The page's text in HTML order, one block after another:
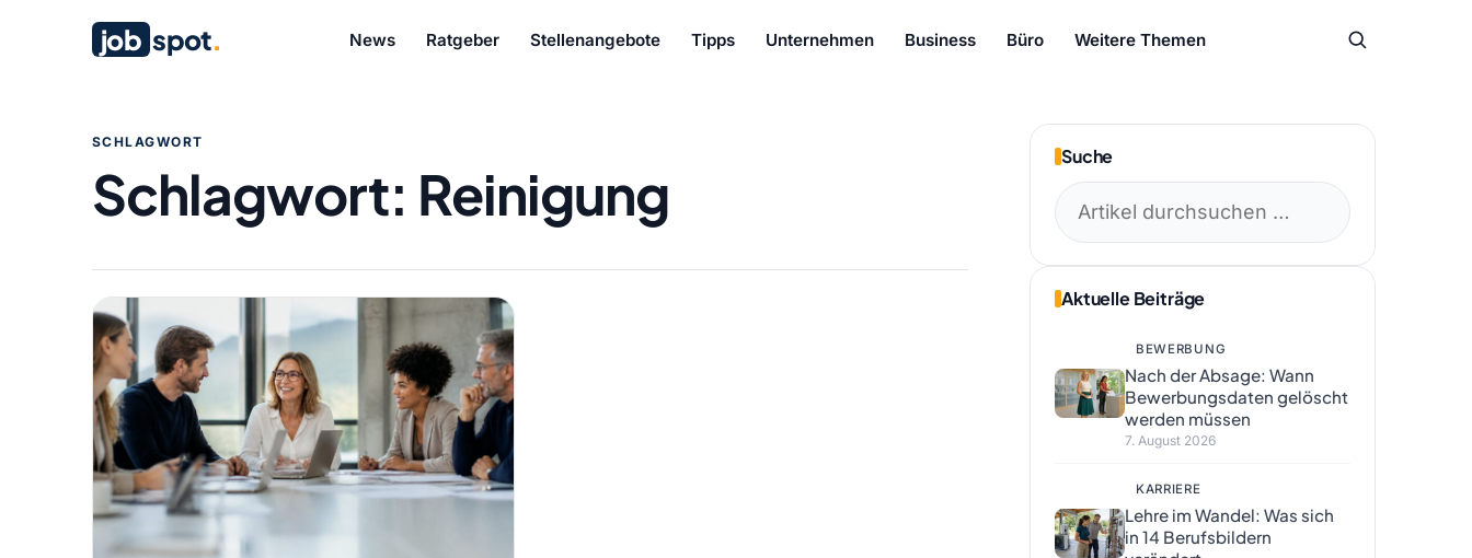
job spot. News Ratgeber Stellenangebote Tipps Unternehmen Business Büro Weitere Themen
SCHLAGWORT
Schlagwort: Reinigung
Suche
Aktuelle Beiträge
BEWERBUNG
Nach der Absage: Wann
Bewerbungsdaten gelöscht
werden müssen
7. August 2026
KARRIERE
Lehre im Wandel: Was sich
in 14 Berufsbildern